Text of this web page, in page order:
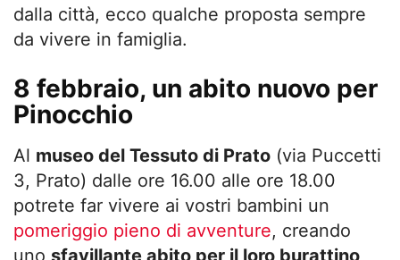
dalla città, ecco qualche proposta sempre
da vivere in famiglia.
8 febbraio, un abito nuovo per
Pinocchio
Al museo del Tessuto di Prato (via Puccetti
3, Prato) dalle ore 16.00 alle ore 18.00
potrete far vivere ai vostri bambini un
pomeriggio pieno di avventure, creando
uno sfavillante abito per il loro burattino